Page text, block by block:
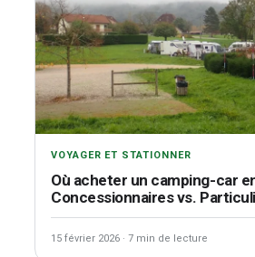
VOYAGER ET STATIONNER
Où acheter un camping-car
Concessionnaires vs.
15 février 2026 · 7 min de lecture